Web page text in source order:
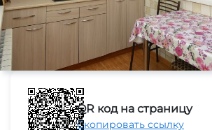
QR код на страницу
Скопировать ссылку